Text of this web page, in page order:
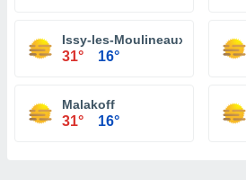
Issy-les-Moulineaux
31° 16°
Malakoff
31° 16°